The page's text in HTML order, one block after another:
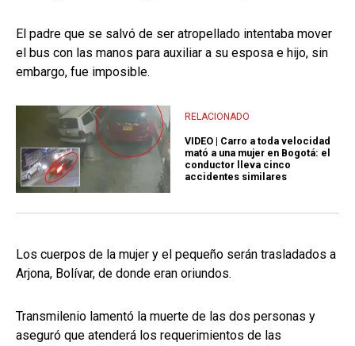
El padre que se salvó de ser atropellado intentaba mover
el bus con las manos para auxiliar a su esposa e hijo, sin
embargo, fue imposible.
RELACIONADO
VIDEO | Carro a toda velocidad
mató a una mujer en Bogotá: el
conductor lleva cinco
accidentes similares
Los cuerpos de la mujer y el pequeño serán trasladados a
Arjona, Bolívar, de donde eran oriundos.
Transmilenio lamentó la muerte de las dos personas y
aseguró que atenderá los requerimientos de las